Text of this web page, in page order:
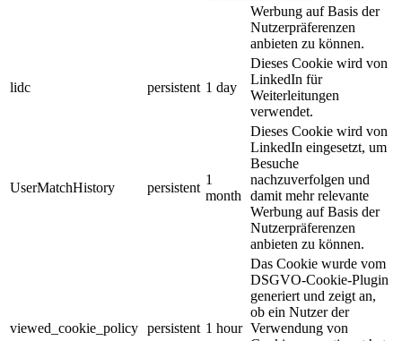
Werbung auf Basis der
Nutzerpräferenzen
anbieten zu können.
lidc persistent 1 day
Dieses Cookie wird von
LinkedIn für
Weiterleitungen
verwendet.
UserMatchHistory persistent
1
month
Dieses Cookie wird von
LinkedIn eingesetzt, um
Besuche
nachzuverfolgen und
damit mehr relevante
Werbung auf Basis der
Nutzerpräferenzen
anbieten zu können.
viewed_cookie_policy persistent 1 hour
Das Cookie wurde vom
DSGVO-Cookie-Plugin
generiert und zeigt an,
ob ein Nutzer der
Verwendung von